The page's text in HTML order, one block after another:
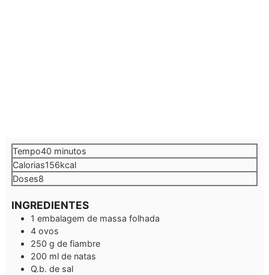
Tempo40 minutos
minutos
Calorias156kcal
Doses8
INGREDIENTES
1 embalagem de massa folhada
4 ovos
250 g de fiambre
200 ml de natas
Q.b. de sal